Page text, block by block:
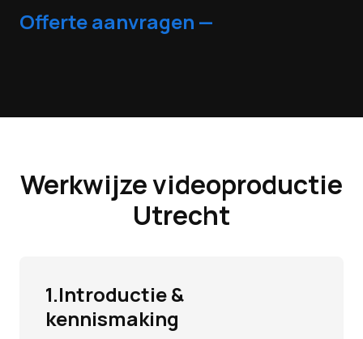
Offerte aanvragen —
Werkwijzevideoproductie
Utrecht
1.Introductie &
kennismaking